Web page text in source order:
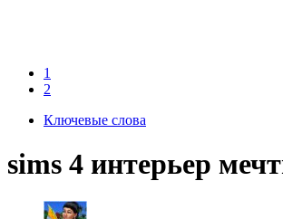
1
2
Ключевые слова
sims 4 интерьер